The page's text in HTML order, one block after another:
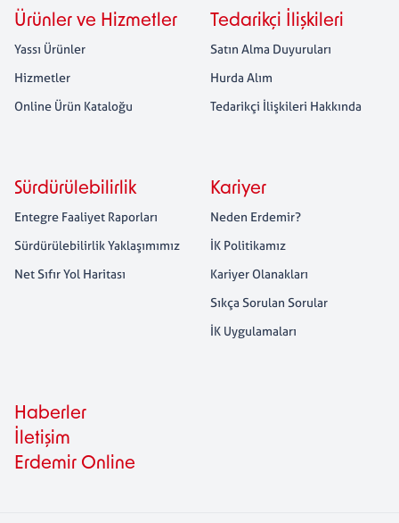
Ürünler ve Hizmetler
Yassı Ürünler
Hizmetler
Online Ürün Kataloğu
Tedarikçi İlişkileri
Satın Alma Duyuruları
Hurda Alım
Tedarikçi İlişkileri Hakkında
Sürdürülebilirlik
Entegre Faaliyet Raporları
Sürdürülebilirlik Yaklaşımımız
Net Sıfır Yol Haritası
Kariyer
Neden Erdemir?
İK Politikamız
Kariyer Olanakları
Sıkça Sorulan Sorular
İK Uygulamaları
Haberler
İletişim
Erdemir Online